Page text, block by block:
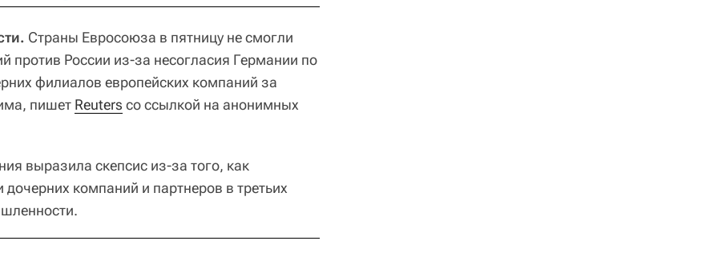
Страны Евросоюза в пятницу не смогли
против России из-за несогласия Германии по
филиалов европейских компаний за
пишет Reuters со ссылкой на анонимных
выразила скепсис из-за того, как
дочерних компаний и партнеров в третьих